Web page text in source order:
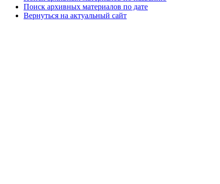
Поиск архивных материалов по дате
Вернуться на актуальный сайт